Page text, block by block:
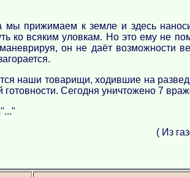
прижимаем к земле и здесь
ко всяким уловкам. Но это ему не
он не даёт возможности
наши товарищи, ходившие на
Сегодня уничтожено 7
( Из